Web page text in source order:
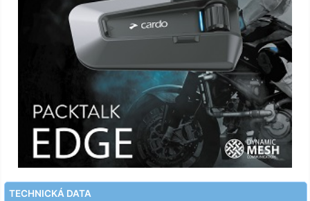
TECHNICKÁ DATA